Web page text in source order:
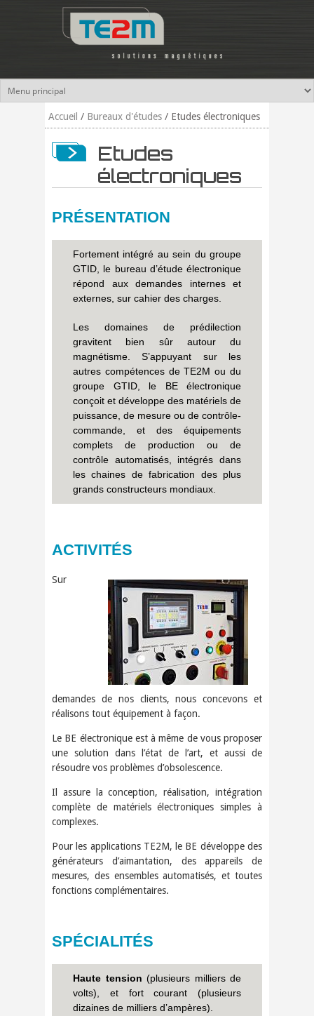
Aller au contenu principal
Accueil / Bureaux d'études / Etudes électroniques
Etudes
électroniques
PRÉSENTATION
Fortement intégré au sein du groupe
GTID, le bureau d’étude électronique
répond aux demandes internes et
externes, sur cahier des charges.
Les domaines de prédilection
gravitent bien sûr autour du
magnétisme. S’appuyant sur les
autres compétences de TE2M ou du
groupe GTID, le BE électronique
conçoit et développe des matériels de
puissance, de mesure ou de contrôle-
commande, et des équipements
complets de production ou de
contrôle automatisés, intégrés dans
les chaines de fabrication des plus
grands constructeurs mondiaux.
ACTIVITÉS
Sur
demandes de nos clients, nous concevons et
réalisons tout équipement à façon.
Le BE électronique est à même de vous proposer
une solution dans l’état de l’art, et aussi de
résoudre vos problèmes d’obsolescence.
Il assure la conception, réalisation, intégration
complète de matériels électroniques simples à
complexes.
Pour les applications TE2M, le BE développe des
générateurs d’aimantation, des appareils de
mesures, des ensembles automatisés, et toutes
fonctions complémentaires.
SPÉCIALITÉS
Haute tension (plusieurs milliers de
volts), et fort courant (plusieurs
dizaines de milliers d’ampères).